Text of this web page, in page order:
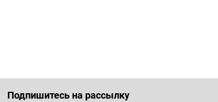
Подпишитесь на рассылку